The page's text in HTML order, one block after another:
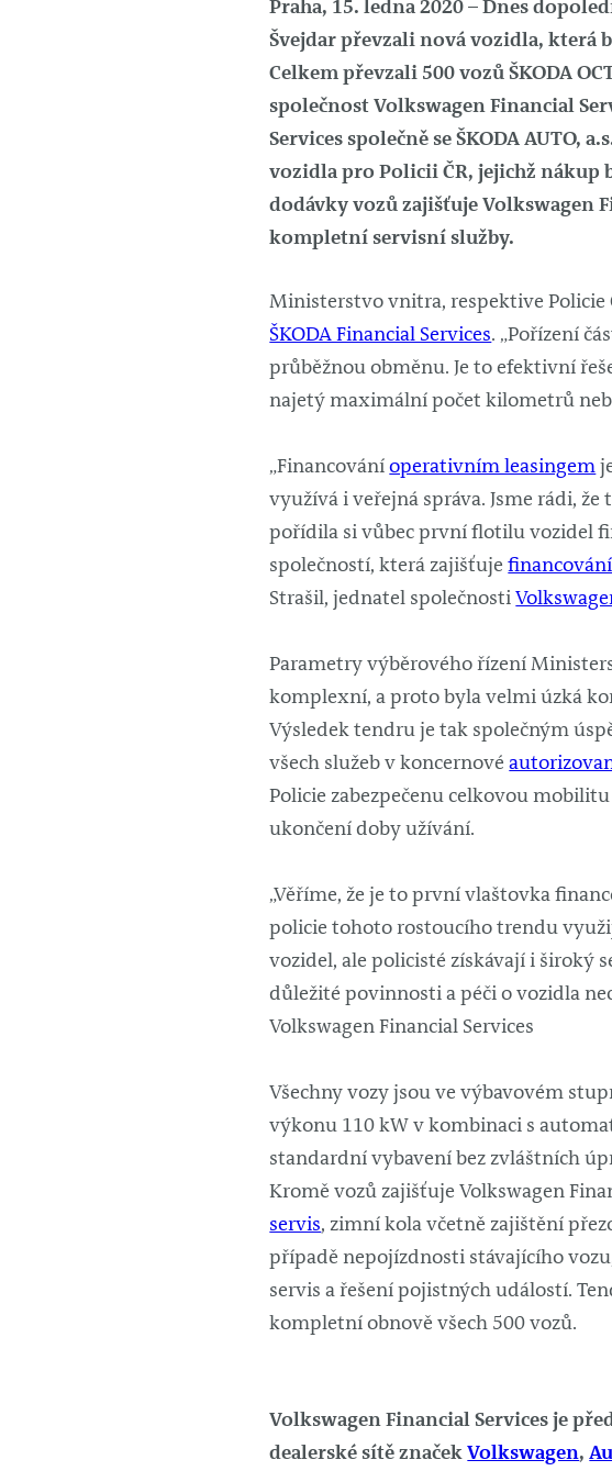
Praha, 15. ledna 2020 – Dnes
Švejdar převzali nová vozidla, která
Celkem převzali 500 vozů ŠKODA
společnost Volkswagen Financial
Services společně se ŠKODA AUTO,
vozidla pro Policii ČR, jejichž
dodávky vozů zajišťuje Volkswagen
kompletní servisní služby.
Ministerstvo vnitra, respektive
ŠKODA Financial Services. „Pořízení
průběžnou obměnu. Je to efektivní
najetý maximální počet kilometrů
„Financováníoperativním leasingem
využívá i veřejná správa. Jsme rádi,
pořídila si vůbec první flotilu vozidel
společností, která zajišťuje
Strašil, jednatel společnosti
Parametry výběrového řízení
komplexní, a proto byla velmi úzká
Výsledek tendru je tak společným
všech služeb v koncernové
Policie zabezpečenu celkovou
ukončení doby užívání.
„Věříme, že je to první vlaštovka
policie tohoto rostoucího trendu
vozidel, ale policisté získávají i široký
důležité povinnosti a péči o vozidla
Volkswagen Financial Services
Všechny vozy jsou ve výbavovém
výkonu 110 kW v kombinaci s
standardní vybavení bez zvláštních
Kromě vozů zajišťuje Volkswagen
servis, zimní kola včetně zajištění
případě nepojízdnosti stávajícího
servis a řešení pojistných událostí.
kompletní obnově všech 500 vozů.
Volkswagen Financial Services je
dealerské sítě značekVolkswagen,